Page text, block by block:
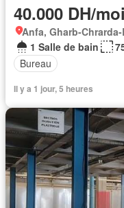
40.000 DH/
Anfa, Gharb-
1 Salle de bain
Bureau
Il y a 1 jour, 5 heures